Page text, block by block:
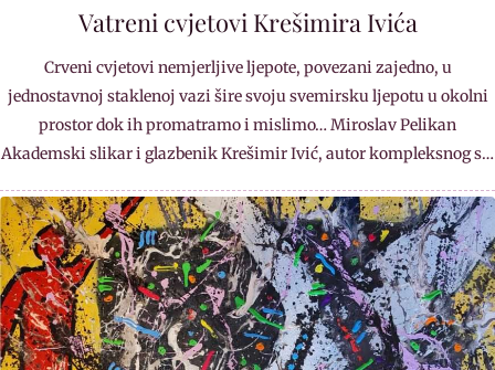
Vatreni cvjetovi Krešimira Ivića
Crveni cvjetovi nemjerljive ljepote, povezani zajedno, u
jednostavnoj staklenoj vazi šire svoju svemirsku ljepotu u okolni
prostor dok ih promatramo i mislimo… Miroslav Pelikan
Akademski slikar i glazbenik Krešimir Ivić, autor kompleksnog s…